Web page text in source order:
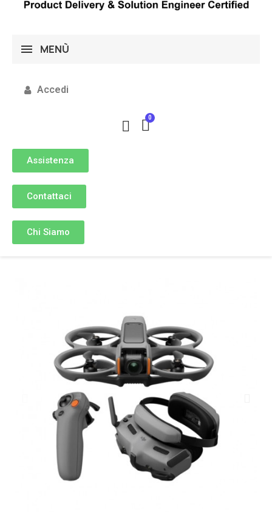
MENÙ
Accedi
Assistenza
Contattaci
Chi Siamo